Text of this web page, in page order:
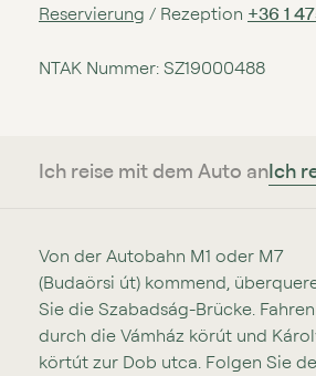
Reservierung / Rezeption +36 1
NTAK Nummer: SZ19000488
Ich reise mit dem Auto anIch
Von der Autobahn M1 oder M7
(Budaörsi út) kommend,
Sie die Szabadság⁠⁠⁠-⁠⁠⁠Brücke.
durch die Vámház körút und
körtút zur Dob utca. Folgen Sie